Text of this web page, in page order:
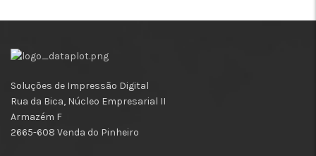
Soluções de Impressão Digital
Rua da Bica, Núcleo Empresarial II
Armazém F
2665-608 Venda do Pinheiro